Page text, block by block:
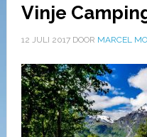
Vinje
12 JULI 2017DOOR MARCEL